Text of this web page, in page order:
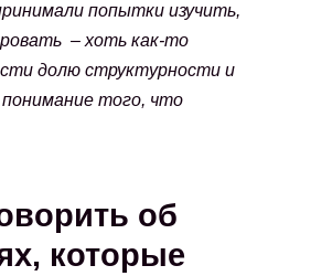
попытки изучить,
– хоть как-то
долю структурности и
того, что
об
которые